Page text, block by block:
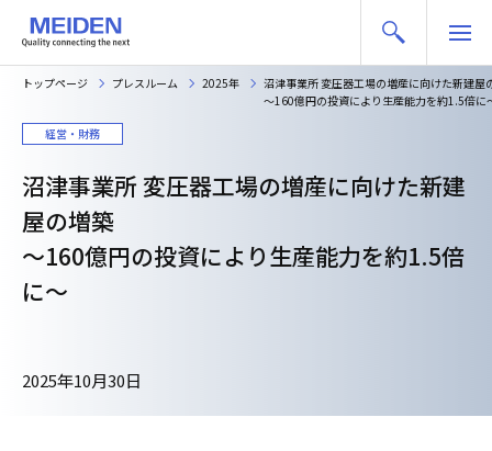
トップページ プレスルーム 2025年
沼津事業所 変圧器工場の増産に向けた新建
～160億円の投資により生産能力を約1.5倍に
経営・財務
沼津事業所 変圧器工場の増産に向けた新建
屋の増築
～160億円の投資により生産能力を約1.5倍
に～
2025年10月30日